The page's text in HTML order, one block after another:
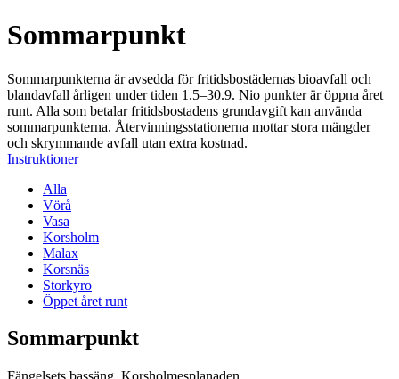
Sommarpunkt
Sommarpunkterna är avsedda för fritidsbostädernas bioavfall och
blandavfall årligen under tiden 1.5–30.9. Nio punkter är öppna året
runt. Alla som betalar fritidsbostadens grundavgift kan använda
sommarpunkterna. Återvinningsstationerna mottar stora mängder
och skrymmande avfall utan extra kostnad.
Instruktioner
Alla
Vörå
Vasa
Korsholm
Malax
Korsnäs
Storkyro
Öppet året runt
Sommarpunkt